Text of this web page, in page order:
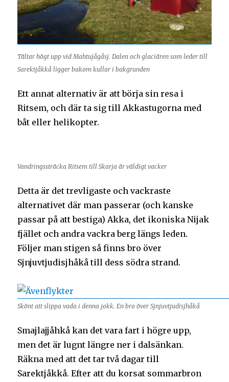
Tältar högt upp vid Mahtujågåsj. Dalen och glaciären som leder till
Sarektjåkkå ligger bakom kullar i bakgrunden
Ett annat alternativ är att börja sin resa i
Ritsem, och där ta sig till Akkastugorna med
båt eller helikopter.
Vandringssträcka Ritsem till Skarja är väldigt vacker
Detta är det trevligaste och vackraste
alternativet där man passerar (och kanske
passar på att bestiga) Akka, det ikoniska Nijak
fjället och andra vackra berg längs leden.
Följer man stigen så finns bro över
Sjnjuvtjudisjhåkå till dess södra strand.
Skönt att slippa vada i denna jokk. En bro över Sjnjuvtjudisjhåkå
Smajlajjåhkå kan det vara fart i högre upp,
men det är lugnt längre ner i dalsänkan.
Räkna med att det tar två dagar till
Sarektjåkkå. Efter att du korsat sommarbron